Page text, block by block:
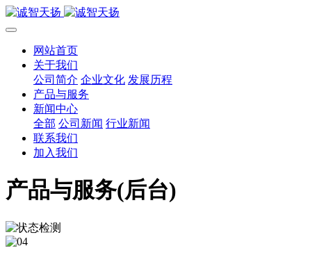
网站首页
关于我们
公司简介 企业文化 发展历程
产品与服务
新闻中心
全部 公司新闻 行业新闻
联系我们
加入我们
产品与服务(后台)